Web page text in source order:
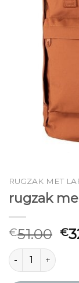
RUGZAK MET
rugzak
€51.00 €
rugzak met